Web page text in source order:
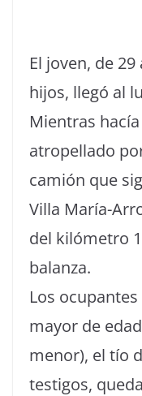
El joven, de
hijos, llegó al
Mientras
atropellado
camión que
Villa María-
del kilómetro
balanza.
Los
mayor de
menor), el tío
testigos,